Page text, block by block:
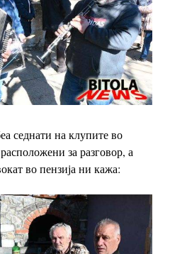
седнати на клупите во
за разговор, а
во пензија ни кажа: